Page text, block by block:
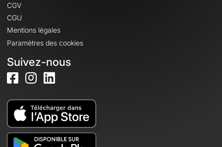
CGV
CGU
Mentions légales
Paramètres des cookies
Suivez-nous